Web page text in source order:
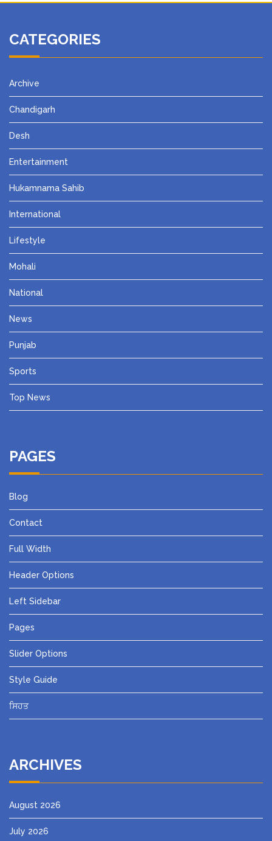
CATEGORIES
Archive
Chandigarh
Desh
Entertainment
Hukamnama Sahib
International
Lifestyle
Mohali
National
News
Punjab
Sports
Top News
PAGES
Blog
Contact
Full Width
Header Options
Left Sidebar
Pages
Slider Options
Style Guide
ਸਿਹਤ
ARCHIVES
August 2026
July 2026